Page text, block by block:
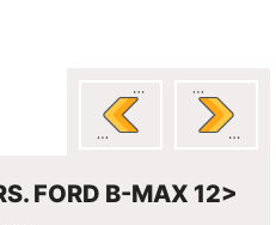
FORD B-MAX 12>